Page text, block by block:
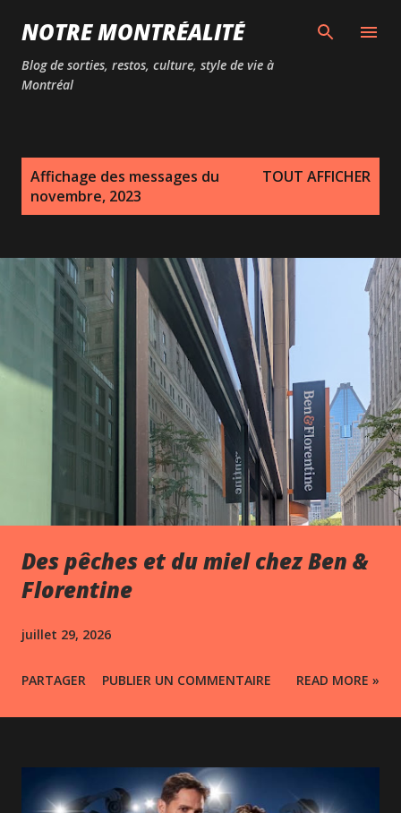
Passer au contenu principal
NOTRE MONTRÉALITÉ
Blog de sorties, restos, culture, style de vie à
Montréal
Affichage des messages du
novembre, 2023
TOUT AFFICHER
Des pêches et du miel chez Ben &
Florentine
juillet 29, 2026
PARTAGER PUBLIER UN COMMENTAIRE READ MORE »